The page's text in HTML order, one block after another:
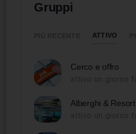
Gruppi
ATTIVO
Cerco e offro
Alberghi & Resort